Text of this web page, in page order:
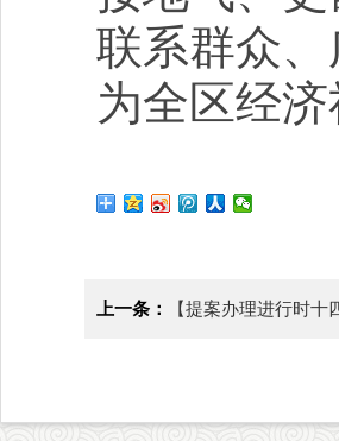
联系群众
为全区经
上一条： 【提案办理进行时